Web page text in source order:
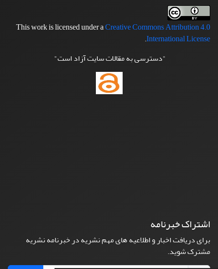
This work is licensed under aCreative Commons Attribution 4.0
International License
.
"دسترسی به مقالات سایت آزاد است"
اشتراک خبرنامه
برای دریافت اخبار و اطلاعیه های مهم نشریه در خبرنامه نشریه
مشترک شوید.